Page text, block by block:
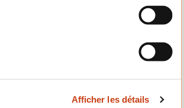
Afficher les détails